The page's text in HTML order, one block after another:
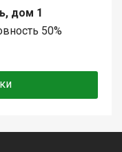
дом 1
50%